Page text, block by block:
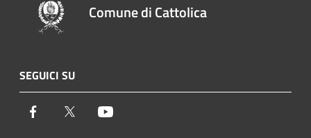
Comune di Cattolica
SEGUICI SU
Facebook Twitter